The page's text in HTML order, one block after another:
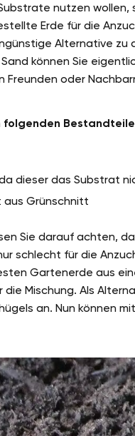
nutzen
Erde für die
Alternative zu
können Sie
oder
folgenden
dieser das Substrat
aus Grünschnitt
Sie darauf achten,
schlecht für die
Gartenerde aus
Mischung. Als
an. Nun können